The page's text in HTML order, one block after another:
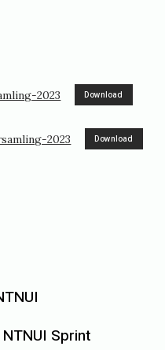
2023 Download
2023 Download
Sprint